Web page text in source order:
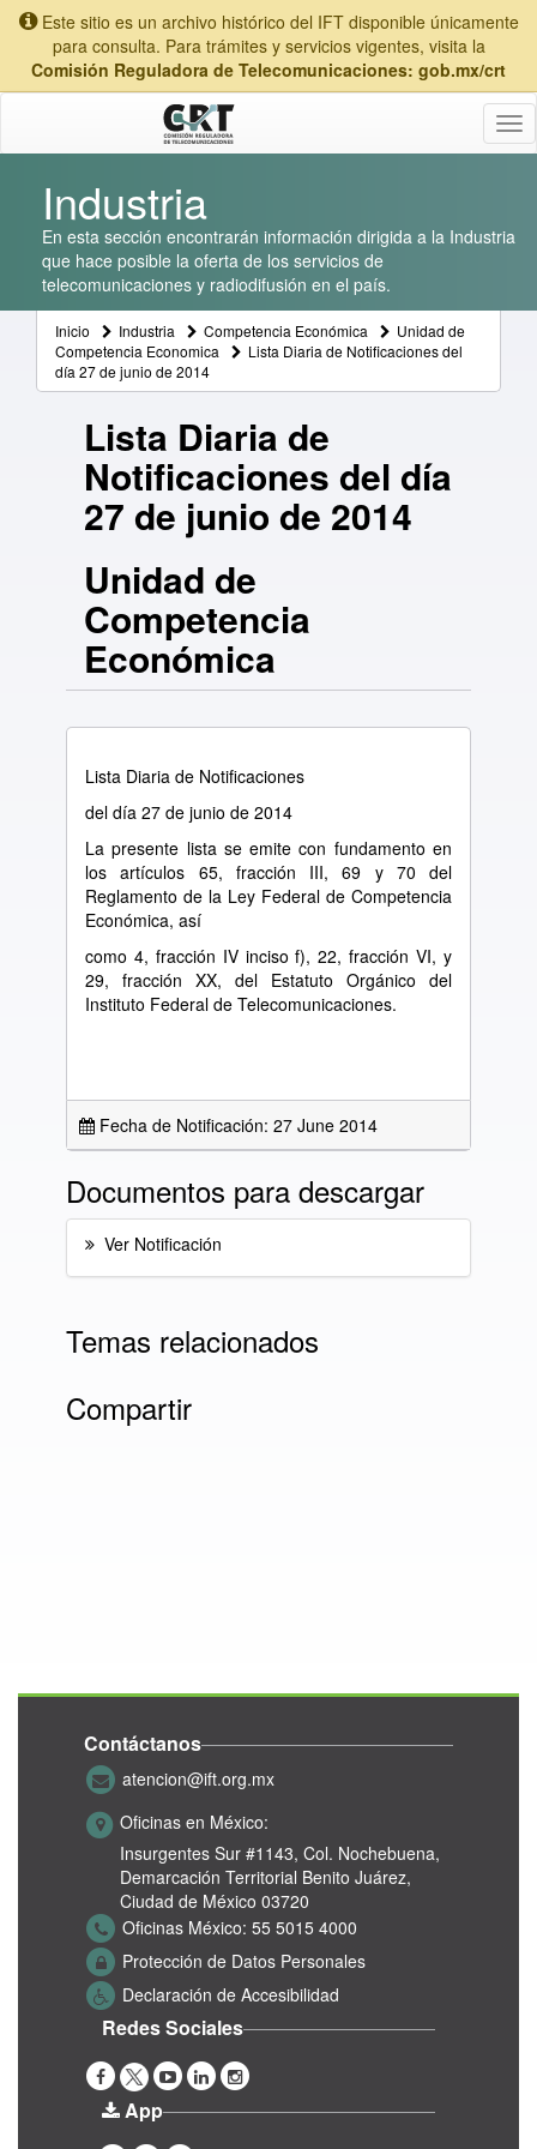
Este sitio es un archivo histórico del IFT disponible únicamente
para consulta. Para trámites y servicios vigentes, visita la
Comisión Reguladora de Telecomunicaciones: gob.mx/crt
Industria
En esta sección encontrarán información dirigida a la Industria
que hace posible la oferta de los servicios de
telecomunicaciones y radiodifusión en el país.
Inicio Industria Competencia Económica
Unidad de
Competencia Economica
Lista Diaria de Notificaciones del
día 27 de junio de 2014
Lista Diaria de
Notificaciones del día
27 de junio de 2014
Unidad de
Competencia
Económica
Lista Diaria de Notificaciones
del día 27 de junio de 2014
La presente lista se emite con fundamento en
los artículos 65, fracción III, 69 y 70 del
Reglamento de la Ley Federal de Competencia
Económica, así
como 4, fracción IV inciso f), 22, fracción VI, y
29, fracción XX, del Estatuto Orgánico del
Instituto Federal de Telecomunicaciones.
Fecha de Notificación: 27 June 2014
Documentos para descargar
Ver Notificación
Temas relacionados
Compartir
Contáctanos
atencion@ift.org.mx
Oficinas en México:
Insurgentes Sur #1143, Col. Nochebuena,
Demarcación Territorial Benito Juárez,
Ciudad de México 03720
Oficinas México: 55 5015 4000
Protección de Datos Personales
Declaración de Accesibilidad
Redes Sociales
App